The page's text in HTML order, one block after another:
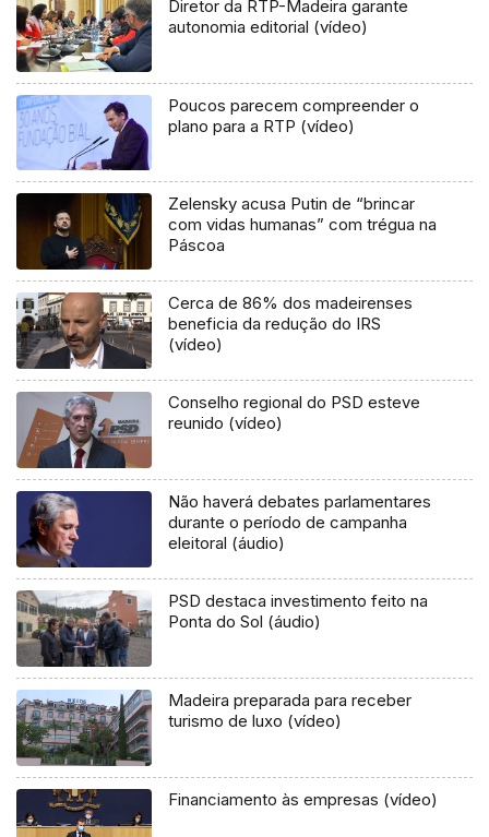
Diretor da RTP-Madeira garante
autonomia editorial (vídeo)
Poucos parecem compreender o
plano para a RTP (vídeo)
Zelensky acusa Putin de “brincar
com vidas humanas” com trégua na
Páscoa
Cerca de 86% dos madeirenses
beneficia da redução do IRS
(vídeo)
Conselho regional do PSD esteve
reunido (vídeo)
Não haverá debates parlamentares
durante o período de campanha
eleitoral (áudio)
PSD destaca investimento feito na
Ponta do Sol (áudio)
Madeira preparada para receber
turismo de luxo (vídeo)
Financiamento às empresas (vídeo)